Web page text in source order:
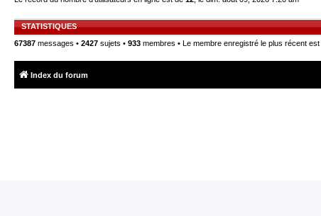
STATISTIQUES
67387 messages • 2427 sujets • 933 membres • Le membre enregistré le plus récent est
Index du forum